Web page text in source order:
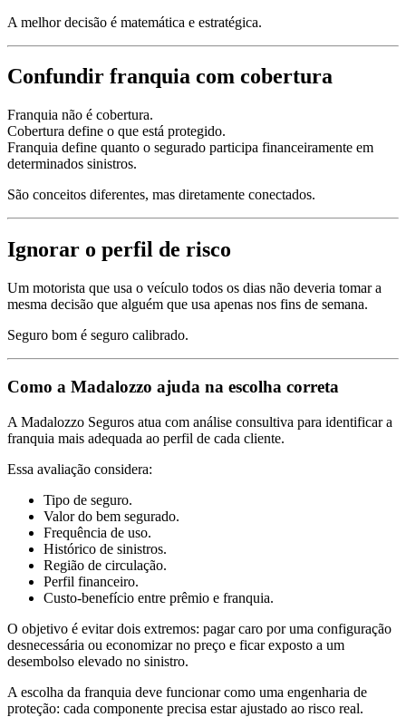
A melhor decisão é matemática e estratégica.
Confundir franquia com cobertura
Franquia não é cobertura.
Cobertura define o que está protegido.
Franquia define quanto o segurado participa financeiramente em
determinados sinistros.
São conceitos diferentes, mas diretamente conectados.
Ignorar o perfil de risco
Um motorista que usa o veículo todos os dias não deveria tomar a
mesma decisão que alguém que usa apenas nos fins de semana.
Seguro bom é seguro calibrado.
Como a Madalozzo ajuda na escolha correta
A Madalozzo Seguros atua com análise consultiva para identificar a
franquia mais adequada ao perfil de cada cliente.
Essa avaliação considera:
Tipo de seguro.
Valor do bem segurado.
Frequência de uso.
Histórico de sinistros.
Região de circulação.
Perfil financeiro.
Custo-benefício entre prêmio e franquia.
O objetivo é evitar dois extremos: pagar caro por uma configuração
desnecessária ou economizar no preço e ficar exposto a um
desembolso elevado no sinistro.
A escolha da franquia deve funcionar como uma engenharia de
proteção: cada componente precisa estar ajustado ao risco real.